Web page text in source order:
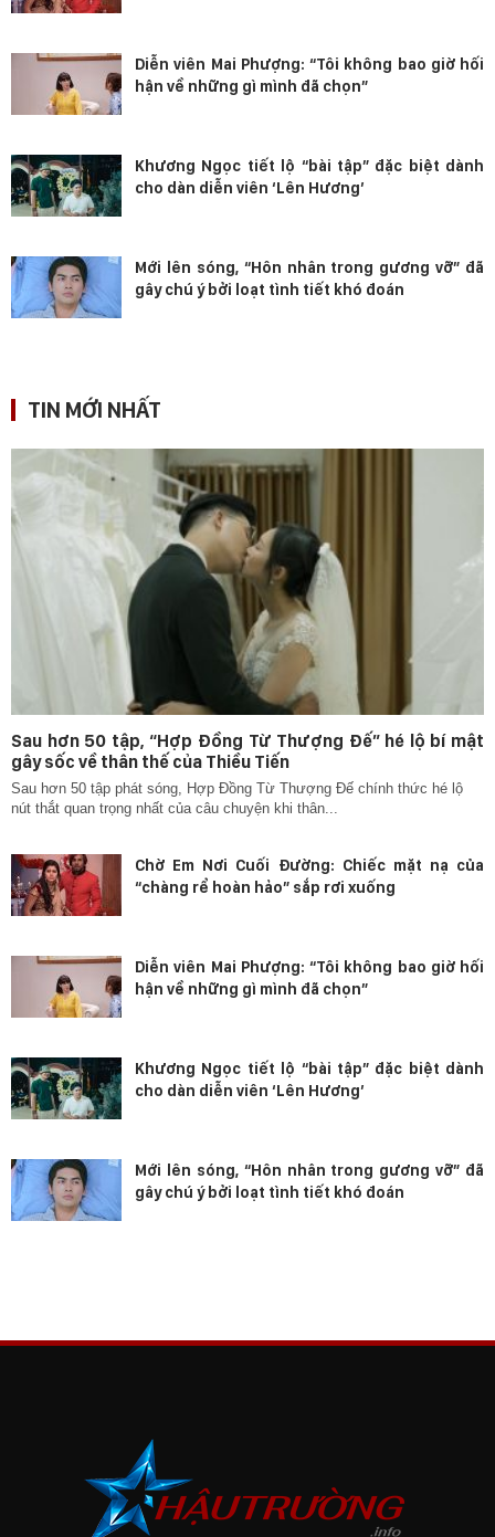
Diễn viên Mai Phượng: “Tôi không bao giờ hối
hận về những gì mình đã chọn”
Khương Ngọc tiết lộ “bài tập” đặc biệt dành
cho dàn diễn viên ‘Lên Hương’
Mới lên sóng, “Hôn nhân trong gương vỡ” đã
gây chú ý bởi loạt tình tiết khó đoán
TIN MỚI NHẤT
Sau hơn 50 tập, “Hợp Đồng Từ Thượng Đế” hé lộ bí mật
gây sốc về thân thế của Thiều Tiến
Sau hơn 50 tập phát sóng, Hợp Đồng Từ Thượng Đế chính thức hé lộ
nút thắt quan trọng nhất của câu chuyện khi thân...
Chờ Em Nơi Cuối Đường: Chiếc mặt nạ của
“chàng rể hoàn hảo” sắp rơi xuống
Diễn viên Mai Phượng: “Tôi không bao giờ hối
hận về những gì mình đã chọn”
Khương Ngọc tiết lộ “bài tập” đặc biệt dành
cho dàn diễn viên ‘Lên Hương’
Mới lên sóng, “Hôn nhân trong gương vỡ” đã
gây chú ý bởi loạt tình tiết khó đoán